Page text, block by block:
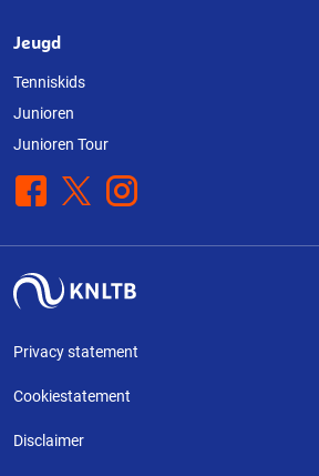
Jeugd
Tenniskids
Junioren
Junioren Tour
Facebook
X Instagram
Privacy statement
Cookiestatement
Disclaimer